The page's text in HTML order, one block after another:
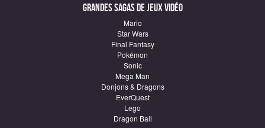
Grandes sagas de Jeux vidéo
Mario
Star Wars
Final Fantasy
Pokémon
Sonic
Mega Man
Donjons & Dragons
EverQuest
Lego
Dragon Ball